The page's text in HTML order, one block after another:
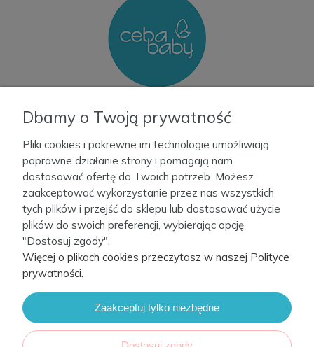
Informacje
Moje konto
Firma
CebaBaby 2022. Sklep internetowy Shoper. Realizacja i wsparcie:
Dbamy o Twoją prywatność
Pliki cookies i pokrewne im technologie umożliwiają
poprawne działanie strony i pomagają nam
dostosować ofertę do Twoich potrzeb. Możesz
zaakceptować wykorzystanie przez nas wszystkich
tych plików i przejść do sklepu lub dostosować użycie
plików do swoich preferencji, wybierając opcję
"Dostosuj zgody".
Więcej o plikach cookies przeczytasz w naszej Polityce
prywatności.
Zaakceptuj tylko niezbędne